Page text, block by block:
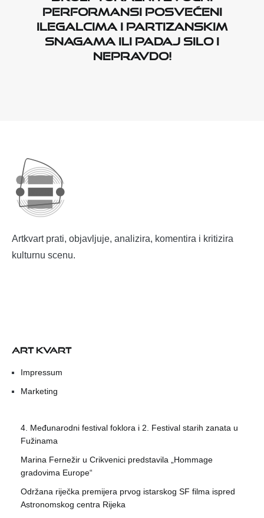
performansi posvećeni
ilegalcima i partizanskim
snagama ili Padaj silo i
nepravdo!
Artkvart prati, objavljuje, analizira, komentira i kritizira
kulturnu scenu.
ART KVART
Impressum
Marketing
4. Međunarodni festival foklora i 2. Festival starih zanata u
Fužinama
Marina Fernežir u Crikvenici predstavila „Hommage
gradovima Europe“
Održana riječka premijera prvog istarskog SF filma ispred
Astronomskog centra Rijeka